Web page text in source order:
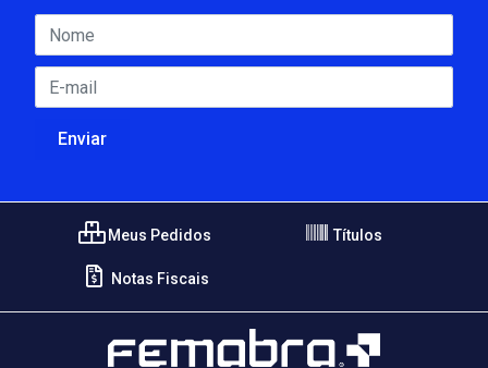
Meus Pedidos Títulos
Notas Fiscais